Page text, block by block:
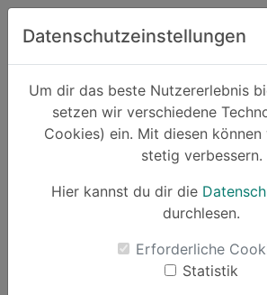
Zum
Datenschutzeinstellungen
Um dir das beste Nutzererlebnis
setzen wir verschiedene
Cookies) ein. Mit diesen
stetig verbessern.
Hier kannst du dir die
durchlesen.
Erforderliche
Statistik
Anbieter Schlafwelt DE
Schnäppchen von
6 Angebote
Direkt zum Anbieter